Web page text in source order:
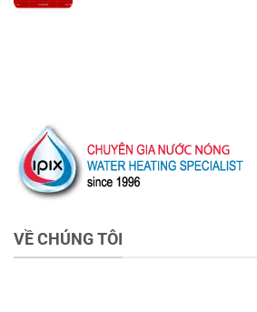
VỀ CHÚNG TÔI